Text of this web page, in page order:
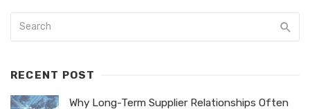
RECENT POST
Why Long-Term Supplier Relationships Often